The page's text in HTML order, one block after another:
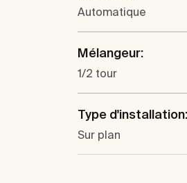
Automatique
Mélangeur:
1/2 tour
Type d'installation:
Sur plan